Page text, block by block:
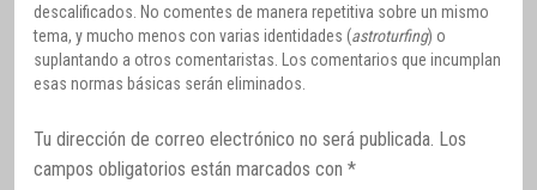
descalificados. No comentes de manera repetitiva sobre un mismo
tema, y mucho menos con varias identidades (astroturfing) o
suplantando a otros comentaristas. Los comentarios que incumplan
esas normas básicas serán eliminados.
Tu dirección de correo electrónico no será publicada. Los
campos obligatorios están marcados con *